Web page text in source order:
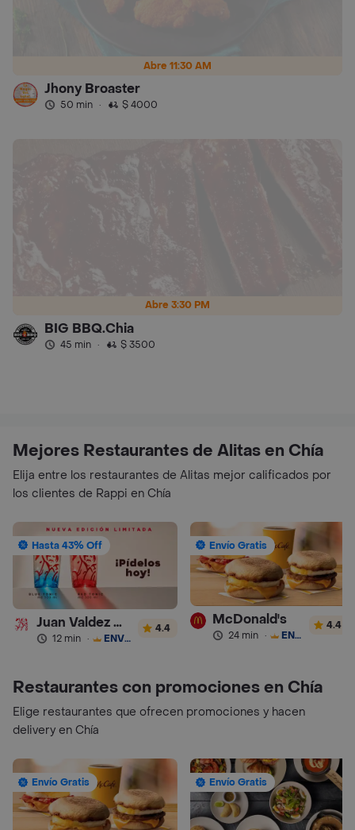
Abre 11:30 AM
Jhony Broaster
50 min · $ 4000
Abre 3:30 PM
BIG BBQ.Chia
45 min · $ 3500
Mejores Restaurantes de Alitas en Chía
Elija entre los restaurantes de Alitas mejor calificados por
los clientes de Rappi en Chía
Hasta 43% Off
Juan Valdez Café
12 min · ENVÍO GRATIS
4.4
Envío Gratis
McDonald's
24 min · ENVÍO GRATIS
4.4
Restaurantes con promociones en Chía
Elige restaurantes que ofrecen promociones y hacen
delivery en Chía
Envío Gratis Envío Gratis